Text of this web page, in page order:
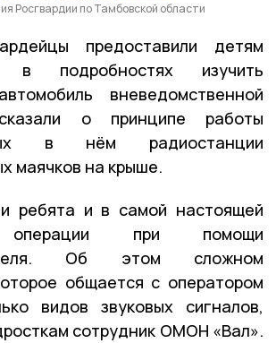
Росгвардии по Тамбовской области
предоставили детям
в подробностях изучить
вневедомственной
о принципе работы
в нём радиостанции
маячков на крыше.
ребята и в самой настоящей
операции при помощи
Об этом сложном
общается с оператором
видов звуковых сигналов,
сотрудник ОМОН «Вал».